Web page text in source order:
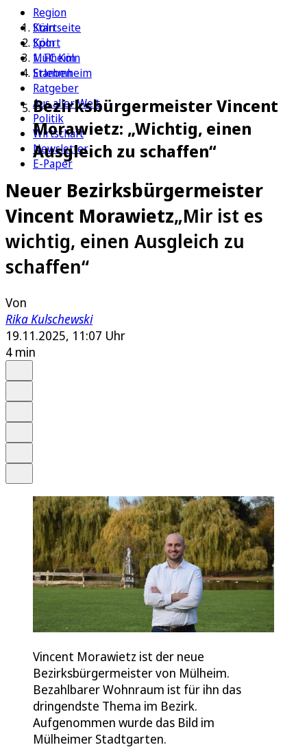
Region
Köln
Sport
1. FC Köln
Erleben
Ratgeber
Aus aller Welt
Politik
Wirtschaft
Newsletter
E-Paper
Startseite
Köln
Mülheim
Stammheim
Bezirksbürgermeister Vincent
Morawietz: „Wichtig, einen
Ausgleich zu schaffen“
Neuer Bezirksbürgermeister
Vincent Morawietz„Mir ist es
wichtig, einen Ausgleich zu
schaffen“
Von
Rika Kulschewski
19.11.2025, 11:07 Uhr
4 min
Vincent Morawietz ist der neue
Bezirksbürgermeister von Mülheim.
Bezahlbarer Wohnraum ist für ihn das
dringendste Thema im Bezirk.
Aufgenommen wurde das Bild im
Mülheimer Stadtgarten.